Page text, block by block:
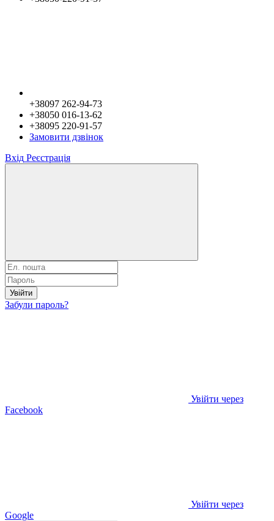
+38097 262-94-73
+38050 016-13-62
+38095 220-91-57
Замовити дзвінок
Вхід Реєстрація
Увійти
Забули пароль?
Увійти через
Facebook
Увійти через
Google